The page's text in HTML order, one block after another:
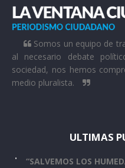
Somos un equipo de
al necesario debate
sociedad, nos hemos
medio pluralista.
ULTIMAS
“SALVEMOS LOS